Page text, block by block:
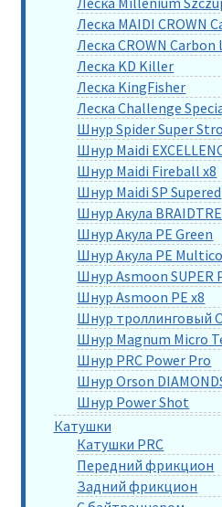
Леска MAIDI CROWN
Леска CROWN Carbon
Леска KD Killer
Леска KingFisher
Леска Challenge
Шнур Spider Super
Шнур Maidi
Шнур Maidi Fireball x8
Шнур Maidi SP Supered
Шнур Акула
Шнур Акула PE Green
Шнур Акула PE
Шнур Asmoon SUPER
Шнур Asmoon PE x8
Шнур троллинговый
Шнур Magnum Micro
Шнур PRC Power Pro
Шнур Orson
Шнур Power Shot
Катушки
Катушки PRC
Передний фрикцион
Задний фрикцион